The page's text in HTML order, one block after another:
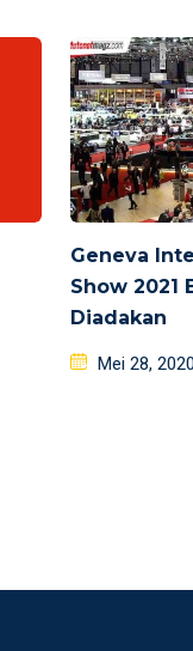
Geneva
Show 2021
Diadakan
Posted
Mei 28, 2020